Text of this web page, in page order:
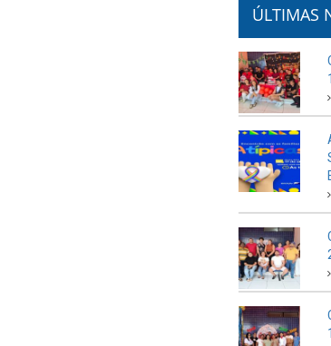
ÚLTIMAS